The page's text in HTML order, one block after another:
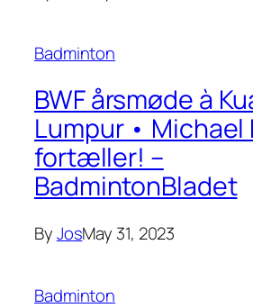
Badminton
BWF årsmøde à
Lumpur • Michael
fortæller! –
BadmintonBladet
ByJosMay 31, 2023
Badminton